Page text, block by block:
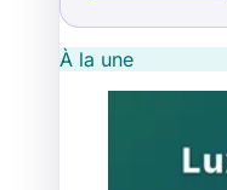
À la une